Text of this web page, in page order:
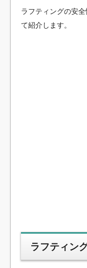
ラフティングの安
て紹介します。
ラフティン